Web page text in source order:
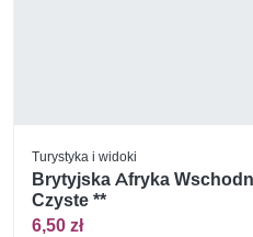
Turystyka i widoki
Brytyjska Afryka
Czyste **
6,50 zł